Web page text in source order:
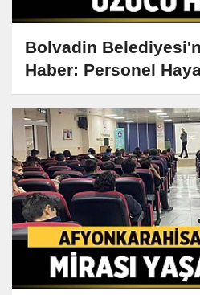
Bolvadin
Haber: Personel